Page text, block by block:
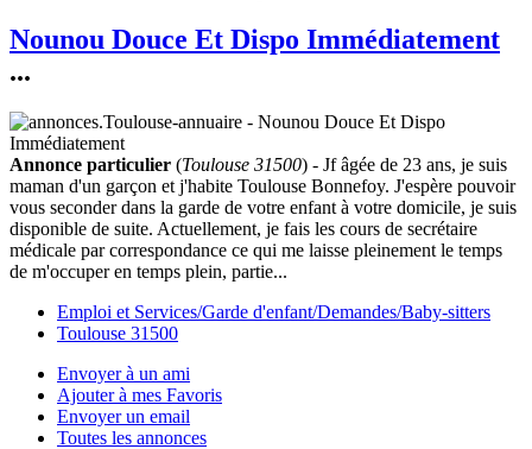
Nounou Douce Et Dispo Immédiatement
...
Annonce particulier (Toulouse 31500) - Jf âgée de 23 ans, je suis
maman d'un garçon et j'habite Toulouse Bonnefoy. J'espère pouvoir
vous seconder dans la garde de votre enfant à votre domicile, je suis
disponible de suite. Actuellement, je fais les cours de secrétaire
médicale par correspondance ce qui me laisse pleinement le temps
de m'occuper en temps plein, partie...
Emploi et Services/Garde d'enfant/Demandes/Baby-sitters
Toulouse 31500
Envoyer à un ami
Ajouter à mes Favoris
Envoyer un email
Toutes les annonces